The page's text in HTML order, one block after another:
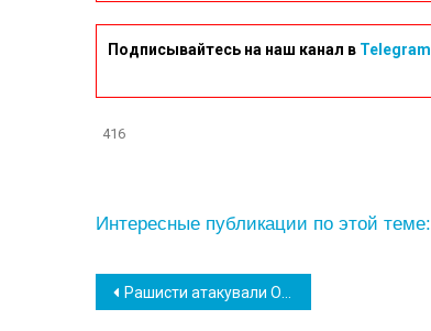
Подписывайтесь на наш канал в Telegram
416
Интересные публикации по этой теме:
Навігація
Рашисти атакували Одещину двома ракетами «Онікс», одну знищила ППО